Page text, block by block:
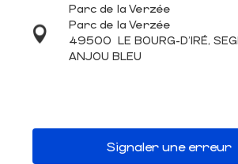
Parc de la Verzée
Parc de la Verzée
49500 LE BOURG-D'IRÉ,
ANJOU BLEU
Signaler une erreur